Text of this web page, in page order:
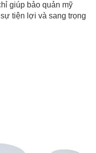
giúp bảo quản mỹ
tiện lợi và sang trọng